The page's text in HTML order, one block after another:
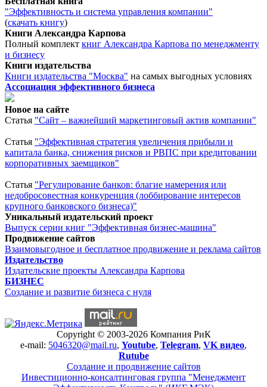
"Эффективность и система управления компании"
(скачать книгу)
Книги Александра Карпова
Полный комплект книг Александра Карпова по менеджменту
и бизнесу
Книги издательства
Книги издательства "Москва" на самых выгодных условиях
Ассоциация эффективного бизнеса
Новое на сайте
Статья "Сайт – важнейший маркетинговый актив компании"
Статья "Эффективная стратегия увеличения прибыли и
капитала банка, снижения рисков и РВПС при кредитовании
корпоративных заемщиков"
Статья "Регулирование банков: благие намерения или
недобросовестная конкуренция (лоббирование интересов
крупного банковского бизнеса)"
Уникальный издательский проект
Выпуск серии книг "Эффективная бизнес-машина"
Продвижение сайтов
Взаимовыгодное и бесплатное продвижение и реклама сайтов
Издательство
Издательские проекты Александра Карпова
БИЗНЕС
Создание и развитие бизнеса с нуля
Copyright © 2003-2026 Компания РиК
e-mail: 5046320@mail.ru, Youtube, Telegram, VK видео,
Rutube
Создание и продвижение сайтов
Инвестиционно-консалтинговая группа "Менеджмент